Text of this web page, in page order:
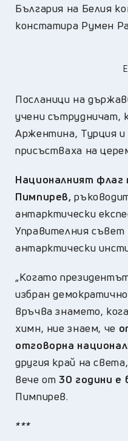
България на Белия
констатира Румен
Посланици на
учени сътрудничат,
Аржентина, Турция
присъстваха на
Националният
Пимпирев,
антарктически
Управителния съвет
антарктически
„Когато
избран
връчва знамето,
химн, ние знаем, че
отговорна
другия край на
вече от30 години е
Пимпирев.
***